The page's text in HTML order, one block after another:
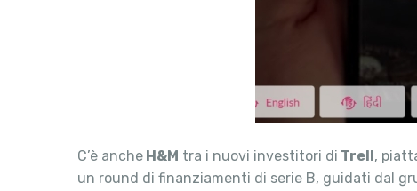
C’è anche H&M tra i nuovi investitori di Trell,
un round di finanziamenti di serie B, guidati dal